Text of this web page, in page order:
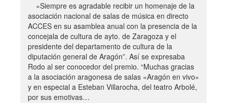
«Siempre es agradable recibir un homenaje de la
asociación nacional de salas de música en directo
ACCES en su asamblea anual con la presencia de la
concejala de cultura de ayto. de Zaragoza y el
presidente del departamento de cultura de la
diputación general de Aragón”. Así se expresaba
Rodo al ser conocedor del premio. “Muchas gracias
a la asociación aragonesa de salas «Aragón en vivo»
y en especial a Esteban Villarocha, del teatro Arbolé,
por sus emotivas…